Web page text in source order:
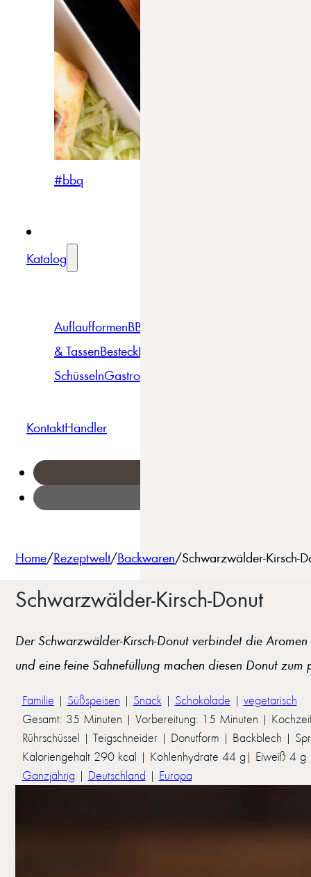
#bbq
Katalog
AuflaufformenBBQ
& TassenBesteckBowls &
SchüsselnGastro
KontaktHändler
Home/Rezeptwelt/Backwaren/Schwarzwälder-Kirsch-
Schwarzwälder-Kirsch-Donut
Der Schwarzwälder-Kirsch-Donut verbindet die
und eine feine Sahnefüllung machen diesen Donut zum
Familie | Süßspeisen | Snack| Schokolade | vegetarisch
Gesamt: 35 Minuten | Vorbereitung: 15 Minuten |
Rührschüssel | Teigschneider | Donutform | Backblech |
Kaloriengehalt 290 kcal | Kohlenhydrate 44 g| Eiweiß 4
Ganzjährig | Deutschland | Europa